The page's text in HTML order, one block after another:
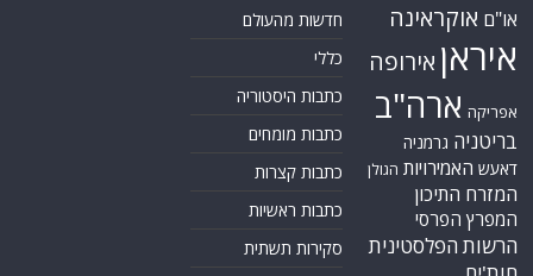
או"ם אוקראינה
איראן אירופה
אפריקה ארה"ב
בריטניה גרמניה
דאעש האמירויות הגולן
המזרח התיכון
המפרץ הפרסי
הרשות הפלסטינית
חדשות מהעולם
כללי
כתבות היסטוריה
כתבות מומחים
כתבות קצרות
כתבות ראשיות
סקירות תשתית